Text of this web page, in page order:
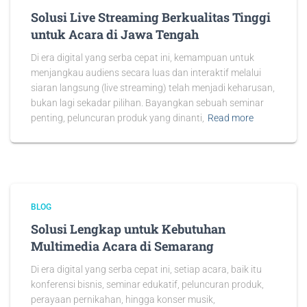
Solusi Live Streaming Berkualitas Tinggi
untuk Acara di Jawa Tengah
Di era digital yang serba cepat ini, kemampuan untuk
menjangkau audiens secara luas dan interaktif melalui
siaran langsung (live streaming) telah menjadi keharusan,
bukan lagi sekadar pilihan. Bayangkan sebuah seminar
penting, peluncuran produk yang dinanti,
Read more
BLOG
Solusi Lengkap untuk Kebutuhan
Multimedia Acara di Semarang
Di era digital yang serba cepat ini, setiap acara, baik itu
konferensi bisnis, seminar edukatif, peluncuran produk,
perayaan pernikahan, hingga konser musik,